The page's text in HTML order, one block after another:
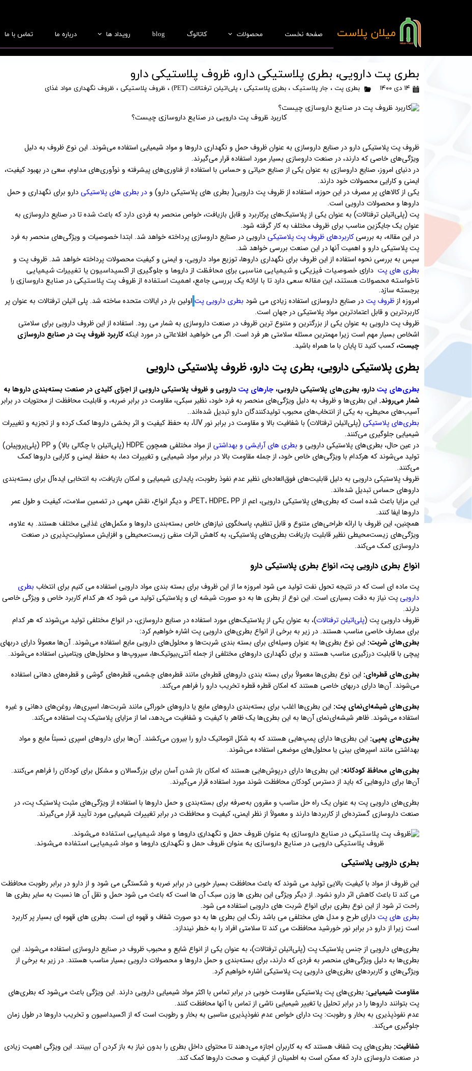
​میلان پلاست صفحه نخست محصولات
جار
پریفرم
کاتالوگ blog رویداد ها درباره ما تماس با ما
بطری پت دارویی، بطری پلاستیکی دارو، ظروف پلاستیکی دارو
۱۴ دی ۱۴۰۰ بطری پت ، جار پلاستیک ،بطری پلاستیکی ،پلی‌اتیلن ترفتالات (PET) ، ظروف پلاستیکی ، ظروف نگهداری مواد غذای
کاربرد ظروف پت دارویی در صنایع داروسازی چیست؟
ظروف پت پلاستیکی دارو در صنایع داروسازی به عنوان ظروف حمل و نگهداری داروها و مواد شیمیایی استفاده می‌شوند. این نوع ظروف به دلیل
ویژگی‌های خاصی که دارند، در صنعت داروسازی بسیار مورد استفاده قرار می‌گیرند.
در دنیای امروز، صنایع داروسازی به عنوان یکی از صنایع حیاتی و حساس با استفاده از فناوری‌های پیشرفته و نوآوری‌های مداوم، سعی در بهبود کیفیت،
ایمنی و کارایی محصولات خود دارند.
یکی از کالاهای پر مصرف در این حوزه، استفاده از ظروف پت دارویی( بطری های پلاستیکی دارو) ودر بطری های پلاستیکیدارو برای نگهداری و حمل
داروها و محصولات دارویی است.
پت (پلی‌اتیلن ترفتالات) به عنوان یکی از پلاستیک‌های پرکاربرد و قابل بازیافت، خواص منحصر به فردی دارد که باعث شده تا در صنایع داروسازی به
عنوان یک جایگزین مناسب برای ظروف مختلف به کار گرفته شود.
در این مقاله، به بررسیکاربردهای ظروف پت پلاستیکیدارویی در صنایع داروسازی پرداخته خواهد شد. ابتدا خصوصیات و ویژگی‌های منحصر به فرد
پت پلاستیکی دارو و اهمیت آنها در این صنعت بررسی خواهد شد.
سپس به بررسی نحوه استفاده از این ظروف برای نگهداری داروها، توزیع مواد دارویی، و ایمنی و کیفیت محصولات پرداخته خواهد شد. ظروف پت و
بطری های پت دارای خصوصیات فیزیکی و شیمیایی مناسبی برای محافظت از داروها و جلوگیری از اکسیداسیون یا تغییرات شیمیایی
ناخواسته محصولات هستند، این مقاله سعی دارد تا با ارائه یک بررسی جامع، اهمیت استفاده از ظروف پت پلاستیکی در صنایع داروسازی را
برجسته سازد.
امروزه ازظروف پتدر صنایع داروسازی استفاده زیادی می شود بطری دارویی پت اولین بار در ایالات متحده ساخته شد. پلی اتیلن ترفتالات به عنوان پر
کاربردترین و قابل اعتمادترین مواد پلاستیکی در جهان است.
ظروف پت دارویی به عنوان یکی از بزرگترین و متنوع ترین ظروف در صنعت داروسازی به شمار می رود. استفاده از این ظروف دارویی برای سلامتی
اشخاص بسیار مهم است زیرا مهمترین مسئله سلامتی هر فرد است. اگر می خواهید اطلاعاتی در مورد اینکهکاربرد ظروف پت در صنایع داروسازی
چیست، کسب کنید تا پایان با ما همراه باشید.
بطری پلاستیکی دارویی، بطری پت دارو، ظروف پلاستیکی دارویی
بطری‌های پت دارو، بطری‌های پلاستیکی دارویی،جارهای پت دارویی و ظروف پلاستیکی دارویی از اجزای کلیدی در صنعت بسته‌بندی داروها به
شمار می‌روند. این بطری‌ها و ظروف به دلیل ویژگی‌های منحصر به فرد خود، نظیر سبکی، مقاومت در برابر ضربه، و قابلیت محافظت از محتویات در برابر
آسیب‌های محیطی، به یکی از انتخاب‌های محبوب تولیدکنندگان دارو تبدیل شده‌اند..
بطری‌های پلاستیکی
(پلی‌اتیلن ترفتالات) با شفافیت بالا و مقاومت در برابر نور UV، به حفظ کیفیت و اثر بخشی داروها کمک کرده و از تجزیه و تغییرات
شیمیایی جلوگیری می‌کنند.
در عین حال، بطری‌های پلاستیکی دارویی و بطری های آرایشی و بهداشتی
از مواد مختلفی همچون HDPE (پلی‌اتیلن با چگالی بالا) و PP (پلی‌پروپیلن)
تولید می‌شوند که هرکدام با ویژگی‌های خاص خود، از جمله مقاومت بالا در برابر مواد شیمیایی و تغییرات دما، به حفظ ایمنی و کارایی داروها کمک
می‌کنند.
ظروف پلاستیکی دارویی به دلیل قابلیت‌های فوق‌العاده‌ای نظیر عدم نفوذ رطوبت، پایداری شیمیایی و امکان بازیافت، به انتخابی ایده‌آل برای بسته‌بندی
داروهای حساس تبدیل شده‌اند.
این مزایا باعث شده است که بطری‌های پلاستیکی دارویی، اعم از PET، HDPE، PP، و دیگر انواع، نقش مهمی در تضمین سلامت، کیفیت و طول عمر
داروها ایفا کنند.
همچنین، این ظروف با ارائه طراحی‌های متنوع و قابل تنظیم، پاسخگوی نیازهای خاص بسته‌بندی داروها و مکمل‌های غذایی مختلف هستند. به علاوه،
ویژگی‌های زیست‌محیطی نظیر قابلیت بازیافت بطری‌های پلاستیکی، به کاهش اثرات منفی زیست‌محیطی و افزایش مسئولیت‌پذیری در صنعت
داروسازی کمک می‌کند.
انواع بطری دارویی پت، انواع بطری پلاستیکی دارو
پت ماده ای است که در نتیجه تحول نفت تولید می شود امروزه ما از این ظروف برای بسته بندی مواد دارویی استفاده می کنیم برای انتخاب بطری
داروییپت نیاز به دقت بسیاری است. این نوع از بطری ها به دو صورت شیشه ای و پلاستیکی تولید می شود که هر کدام کاربرد خاص و ویژگی خاصی
دارند.
ظروف دارویی پت (پلی‌اتیلن ترفتالات)، به عنوان یکی از پلاستیک‌های مورد استفاده در صنایع داروسازی، در انواع مختلفی تولید می‌شوند که هر کدام
برای مصارف خاصی مناسب هستند. در زیر به برخی از انواع بطری‌های دارویی پت اشاره خواهیم کرد:
بطری‌های شربت: این نوع بطری‌ها به عنوان وسیله‌ای برای بسته بندی شربت‌ها و محلول‌های دارویی مایع استفاده می‌شوند. آن‌ها معمولاً دارای دربهای
پیچی با قابلیت درزگیری مناسب هستند و برای نگهداری داروهای مختلفی از جمله آنتی‌بیوتیک‌ها، سیروپ‌ها و محلول‌های ویتامینی استفاده می‌شوند.
بطری‌های قطره‌ای: این نوع بطری‌ها معمولاً برای بسته بندی داروهای قطره‌ای مانند قطره‌های چشمی، قطره‌های گوشی و قطره‌های دهانی استفاده
می‌شوند. آن‌ها دارای دربهای خاصی هستند که امکان قطره قطره تخریب دارو را فراهم می‌کند.
بطری‌های شیشه‌ای‌نمای پت: این بطری‌ها اغلب برای بسته‌بندی داروهای مایع یا داروهای خوراکی مانند شربت‌ها، اسپری‌ها، روغن‌های دهانی و غیره
استفاده می‌شوند. ظاهر شیشه‌ای‌نمای آن‌ها به این بطری‌ها یک ظاهر با کیفیت و شفافیت می‌دهد، اما از مزایای پلاستیک پت استفاده می‌کند.
بطری‌های پمپی: این بطری‌ها دارای پمپ‌هایی هستند که به شکل اتوماتیک دارو را بیرون می‌کشند. آن‌ها برای داروهای اسپری نسبتاً مایع و مواد
بهداشتی مانند اسپرهای بینی یا محلول‌های موضعی استفاده می‌شوند.
بطری‌های محافظ کودکانه: این بطری‌ها دارای درپوش‌هایی هستند که امکان باز شدن آسان برای بزرگسالان و مشکل برای کودکان را فراهم می‌کنند.
آن‌ها برای داروهایی که باید از دسترس کودکان محافظت شوند مورد استفاده قرار می‌گیرند.
بطری‌های دارویی پت به عنوان یک راه حل مناسب و مقرون به‌صرفه برای بسته‌بندی و حمل داروها با استفاده از ویژگی‌های مثبت پلاستیک پت، در
صنعت داروسازی گسترده‌ای از کاربردها دارند و معمولاً از نظر ایمنی، کیفیت و محافظت در برابر تغییرات شیمیایی مورد تأیید قرار می‌گیرند.
ظروف پلاستیکی دارویی در صنایع داروسازی به عنوان ظروف حمل و نگهداری داروها و مواد شیمیایی استفاده می‌شوند.
بطری دارویی پلاستیکی
این ظروف از مواد با کیفیت بالایی تولید می شوند که باعث محافظت بسیار خوبی در برابر ضربه و شکستگی می شود و از دارو در برابر رطوبت محافظت
می کند تا باعث کاهش اثر دارو نشود. از دیگر ویژگی این بطری ها وزن سبک آن ها است که باعث می شود حمل و نقل آن ها نسبت به سایر بطری ها
راحت تر شود از این نوع بطری برای انواع شربت های دارویی استفاده می شود.
بطری های پتدارای طرح و مدل های مختلفی می باشد رنگ این بطری ها به دو صورت شفاف و قهوه ای است. بطری های قهوه ای بسیار پر کاربرد
است زیرا از دارو در برابر نور خورشید محافظت می کند تا سلامتی افراد را به خطر نیندازد.
بطری‌های دارویی از جنس پلاستیک پت (پلی‌اتیلن ترفتالات)، به عنوان یکی از انواع شایع و محبوب ظروف در صنایع داروسازی استفاده می‌شوند. این
بطری‌ها به دلیل ویژگی‌های منحصر به فردی که دارند، برای بسته‌بندی و حمل داروها و محصولات دارویی بسیار مناسب هستند. در زیر به برخی از
ویژگی‌های و کاربردهای بطری‌های دارویی پت پلاستیکی اشاره خواهیم کرد.
مقاومت شیمیایی: بطری‌های پت پلاستیکی مقاومت خوبی در برابر تماس با اکثر مواد شیمیایی دارویی دارند. این ویژگی باعث می‌شود که بطری‌های
پت بتوانند داروها را در برابر تحلیل یا تغییر شیمیایی ناشی از تماس با آنها محافظت کنند.
عدم نفوذپذیری به بخار و رطوبت: پت دارای خواص عدم نفوذپذیری مناسبی به بخار و رطوبت است که از اکسیداسیون و تخریب داروها در طول زمان
جلوگیری می‌کند.
شفافیت: بطری‌های پت شفاف هستند که به کاربران اجازه می‌دهند تا محتوای داخل بطری را بدون نیاز به باز کردن آن ببینند. این ویژگی اهمیت زیادی
در صنعت داروسازی دارد که ممکن است به اطمینان از کیفیت و صحت داروها کمک کند.